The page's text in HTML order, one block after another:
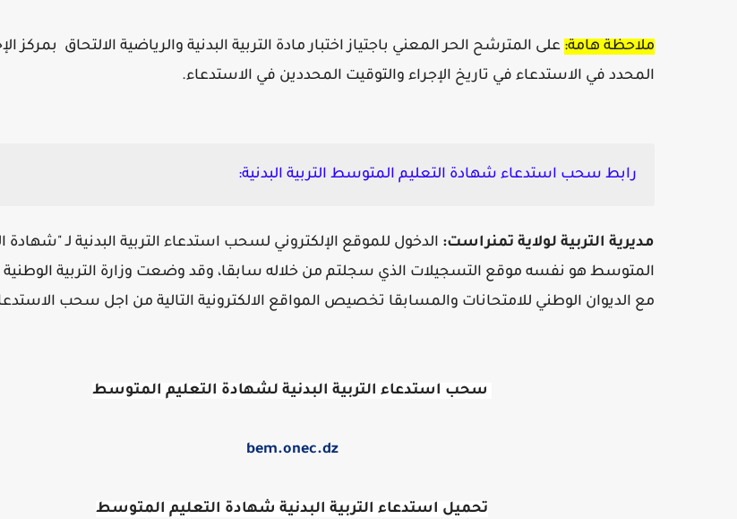
ملاحظة هامة: على المترشح الحر المعني باجتياز اختبار مادة التربية البدنية والرياضية الالتحاق بمركز
المحدد في الاستدعاء في تاريخ الإجراء والتوقيت المحددين في الاستدعاء.
رابط سحب استدعاء شهادة التعليم المتوسط التربية البدنية:
مديرية التربية لولاية تمنراست: الدخول للموقع الإلكتروني لسحب استدعاء التربية البدنية لـ "شهادة
المتوسط هو نفسه موقع التسجيلات الذي سجلتم من خلاله سابقا، وقد وضعت وزارة التربية الوطنية
مع الديوان الوطني للامتحانات والمسابقا تخصيص المواقع الالكترونية التالية من اجل سحب
سحب استدعاء التربية البدنية لشهادة التعليم المتوسط
bem.onec.dz
تحميل استدعاء التربية البدنية شهادة التعليم المتوسط